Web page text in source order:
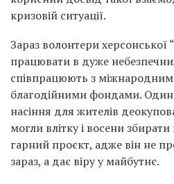
кризовій ситуації.
Зараз волонтери
працювати в дуже
співпрацюють з
благодійними фондами. Один
насіння для жителів
могли влітку і восени
гарний проєкт, адже він не
зараз, а дає віру у майбутнє.